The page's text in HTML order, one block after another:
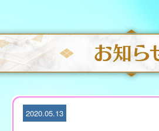
i
p
t
o
c
2020.05.13